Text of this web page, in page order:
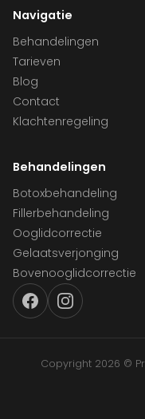
Navigatie
Behandelingen
Tarieven
Blog
Contact
Klachtenregeling
Behandelingen
Botoxbehandeling
Fillerbehandeling
Ooglidcorrectie
Gelaatsverjonging
Bovenooglidcorrectie
Copyright 2026 ©